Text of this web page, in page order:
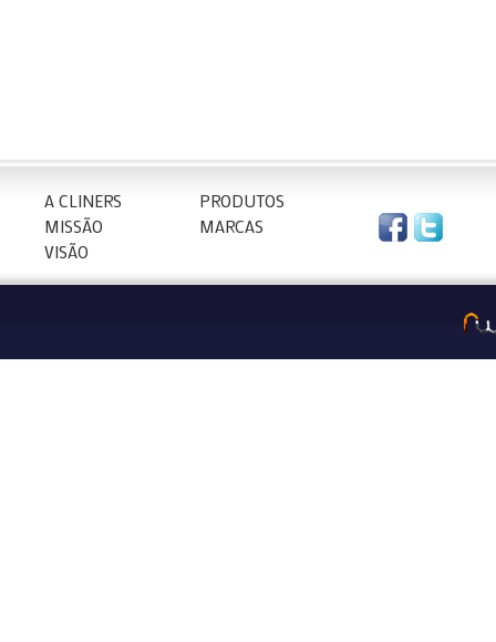
A CLINERS
PRODUTOS
MISSÃO
MARCAS
VISÃO